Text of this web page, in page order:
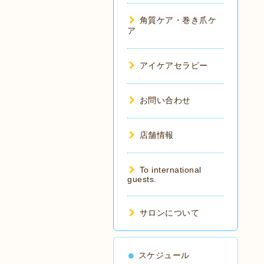
角質ケア・巻き爪ケ
ア
アイケアセラピー
お問い合わせ
店舗情報
To international
guests.
サロンについて
スケジュール